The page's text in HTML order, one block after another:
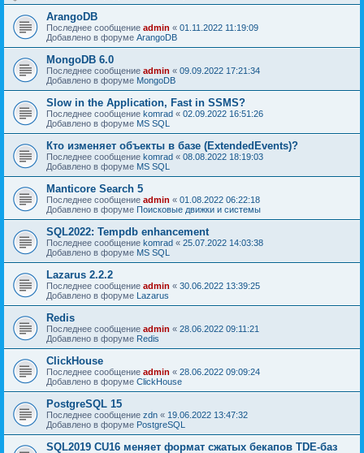
ArangoDB
Последнее сообщение admin « 01.11.2022 11:19:09
Добавлено в форуме ArangoDB
MongoDB 6.0
Последнее сообщение admin « 09.09.2022 17:21:34
Добавлено в форуме MongoDB
Slow in the Application, Fast in SSMS?
Последнее сообщение komrad « 02.09.2022 16:51:26
Добавлено в форуме MS SQL
Кто изменяет объекты в базе (ExtendedEvents)?
Последнее сообщение komrad « 08.08.2022 18:19:03
Добавлено в форуме MS SQL
Manticore Search 5
Последнее сообщение admin « 01.08.2022 06:22:18
Добавлено в форуме Поисковые движки и системы
SQL2022: Tempdb enhancement
Последнее сообщение komrad « 25.07.2022 14:03:38
Добавлено в форуме MS SQL
Lazarus 2.2.2
Последнее сообщение admin « 30.06.2022 13:39:25
Добавлено в форуме Lazarus
Redis
Последнее сообщение admin « 28.06.2022 09:11:21
Добавлено в форуме Redis
ClickHouse
Последнее сообщение admin « 28.06.2022 09:09:24
Добавлено в форуме ClickHouse
PostgreSQL 15
Последнее сообщение zdn « 19.06.2022 13:47:32
Добавлено в форуме PostgreSQL
SQL2019 CU16 меняет формат сжатых бекапов TDE-баз